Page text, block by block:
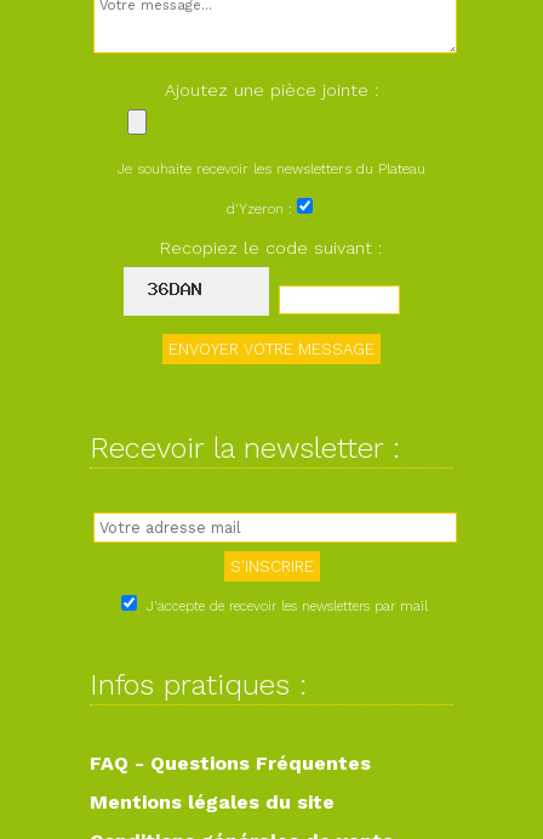
Ajoutez une pièce jointe :
Je souhaite recevoir les newsletters du Plateau
d'Yzeron :
Recopiez le code suivant :
Recevoir la newsletter :
J'accepte de recevoir les newsletters par mail
Infos pratiques :
FAQ - Questions Fréquentes
Mentions légales du site